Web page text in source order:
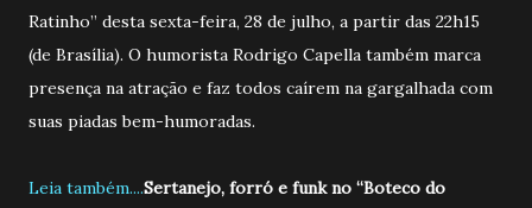
Ratinho” desta sexta-feira, 28 de julho, a partir das 22h15
(de Brasília). O humorista Rodrigo Capella também marca
presença na atração e faz todos caírem na gargalhada com
suas piadas bem-humoradas.
Leia também....Sertanejo, forró e funk no “Boteco do